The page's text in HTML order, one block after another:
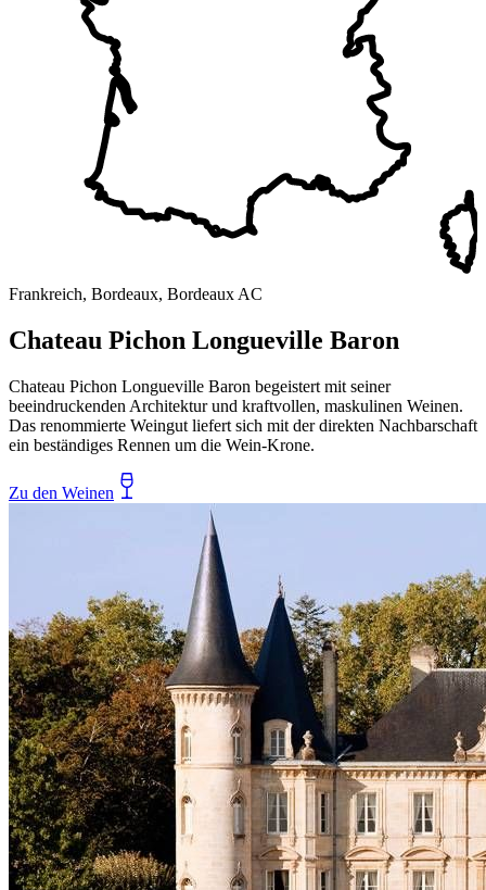
Frankreich, Bordeaux, Bordeaux AC
Chateau Pichon Longueville Baron
Chateau Pichon Longueville Baron begeistert mit seiner
beeindruckenden Architektur und kraftvollen, maskulinen Weinen.
Das renommierte Weingut liefert sich mit der direkten Nachbarschaft
ein beständiges Rennen um die Wein-Krone.
Zu den Weinen